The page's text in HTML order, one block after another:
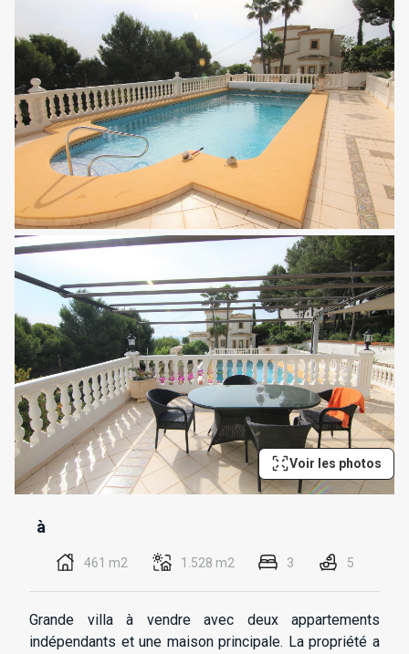
Voir les photos
à
461 m2 1.528 m2 3 5
Grande villa à vendre avec deux appartements
indépendants et une maison principale. La propriété a